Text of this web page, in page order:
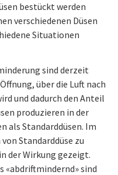
bestückt werden
verschiedenen Düsen
Situationen
sind derzeit
über die Luft nach
und dadurch den Anteil
produzieren in der
als Standarddüsen. Im
Standarddüse zu
der Wirkung gezeigt.
«abdriftmindernd» sind